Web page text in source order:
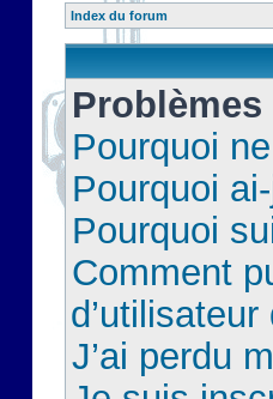
Index du forum
Pourquoi
Pourquoi
Pourquoi
Comment
J’ai perdu